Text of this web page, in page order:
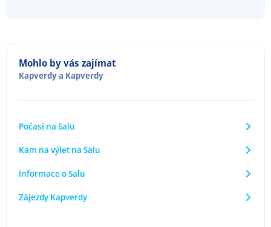
Mohlo by vás zajímat
Kapverdya Kapverdy
Počasí na Salu
Kam na výlet na Salu
Informace o Salu
Zájezdy Kapverdy